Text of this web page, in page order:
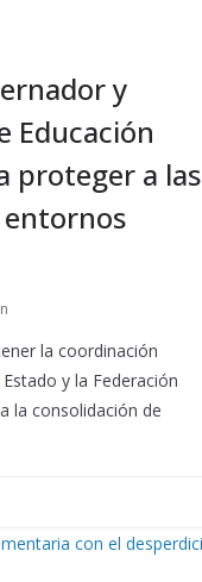
y
Educación
proteger a las
la coordinación
y la Federación
la consolidación de